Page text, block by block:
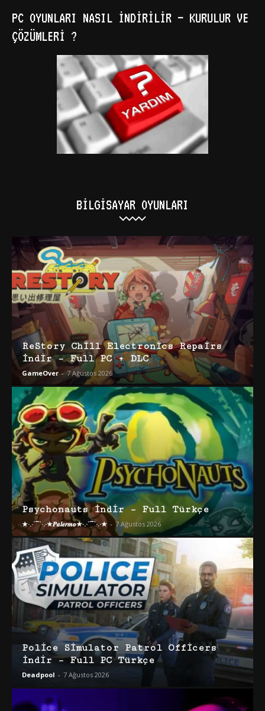
PC OYUNLARI NASIL İNDIRILIR – KURULUR VE
ÇÖZÜMLERI ?
BILGISAYAR OYUNLARI
ReStory Chill Electronics Repairs
İndir – Full PC + DLC
GameOver - 7 Ağustos 2026
Psychonauts İndir – Full Türkçe
★·.·´¯`·.·★𝑷𝒂𝒍𝒆𝒓𝒎𝒐★·.·´¯`·.·★ - 7 Ağustos 2026
Police Simulator Patrol Officers
İndir – Full PC Türkçe
Deadpool - 7 Ağustos 2026